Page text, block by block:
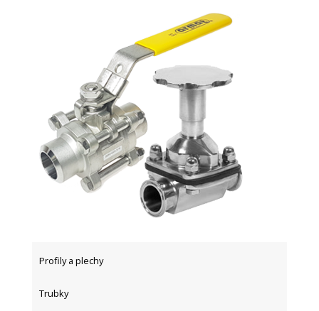
Profily a plechy
Trubky